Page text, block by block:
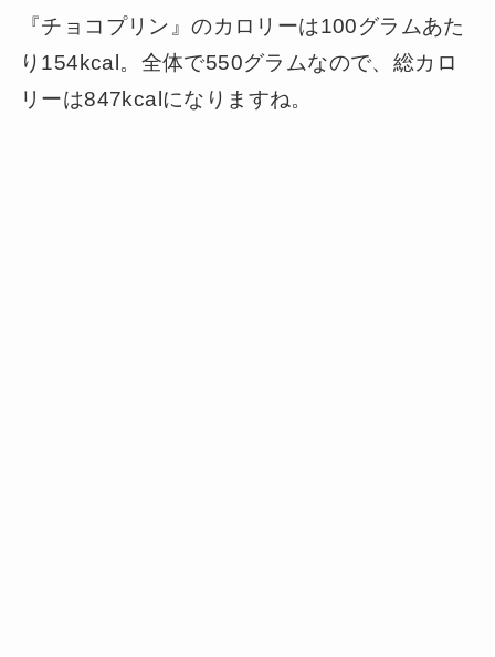
『チョコプリン』のカロリーは100グラムあた
り154kcal。全体で550グラムなので、総カロ
リーは847kcalになりますね。